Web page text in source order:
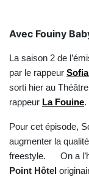
Avec Fouiny
La saison 2 de
par le rappeur
sorti hier au
rappeur La Fouine.
Pour cet épisode,
augmenter la
freestyle. On a
Point Hôtel